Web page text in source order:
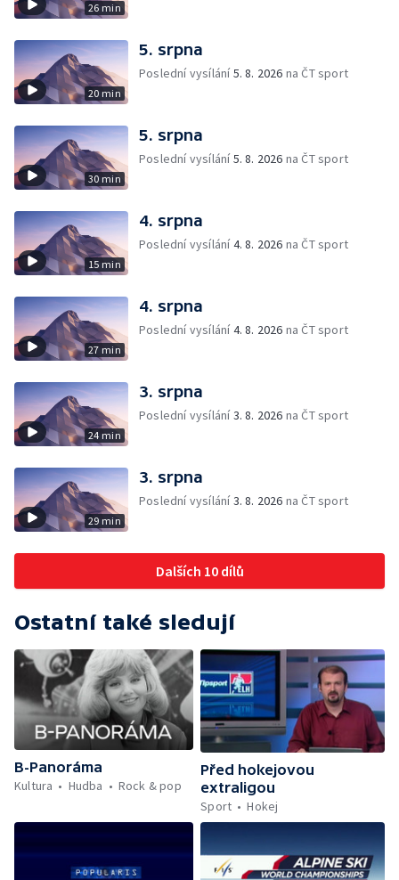
26 min
20 min
5. srpna
Poslední vysílání5. 8. 2026 na ČT sport
30 min
5. srpna
Poslední vysílání5. 8. 2026 na ČT sport
15 min
4. srpna
Poslední vysílání4. 8. 2026 na ČT sport
27 min
4. srpna
Poslední vysílání4. 8. 2026 na ČT sport
24 min
3. srpna
Poslední vysílání3. 8. 2026 na ČT sport
29 min
3. srpna
Poslední vysílání3. 8. 2026 na ČT sport
Dalších 10 dílů
Ostatní také sledují
B-Panoráma
Kultura
Hudba Rock & pop
Před hokejovou
extraligou
Sport
Hokej